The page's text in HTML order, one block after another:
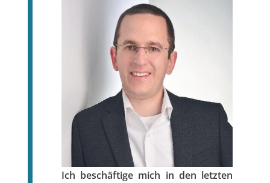
Ich beschäftige mich in den letzten